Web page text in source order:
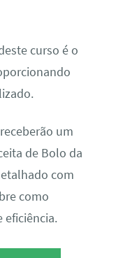
curso é o
um
de Bolo da
com
como
eficiência.